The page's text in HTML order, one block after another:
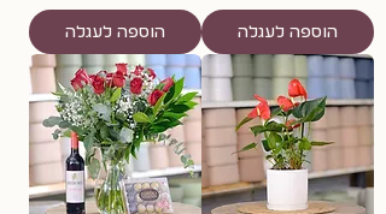
הוספה לעגלה הוספה לעגלה